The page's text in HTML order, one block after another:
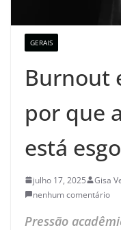
GERAIS
Burnout
por que
está
julho 17, 2025 Gisa
nenhum comentário
Pressão